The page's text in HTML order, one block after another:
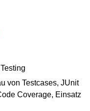
von Testcases, JUnit
Coverage, Einsatz